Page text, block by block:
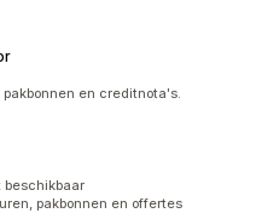
en creditnota's.
beschikbaar
pakbonnen en offertes